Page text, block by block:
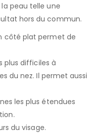
peau telle une
hors du commun.
côté plat permet de
plus difficiles à
du nez. Il permet aussi
les plus étendues
du visage.